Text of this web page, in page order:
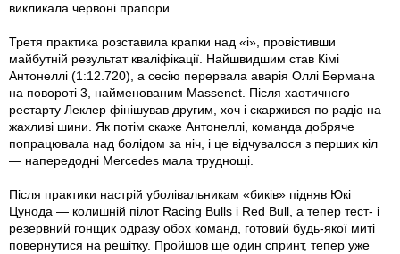
викликала червоні прапори.
Третя практика розставила крапки над «і», провістивши
майбутній результат кваліфікації. Найшвидшим став Кімі
Антонеллі (1:12.720), а сесію перервала аварія Оллі Бермана
на повороті 3, найменованим Massenet. Після хаотичного
рестарту Леклер фінішував другим, хоч і скаржився по радіо на
жахливі шини. Як потім скаже Антонеллі, команда добряче
попрацювала над болідом за ніч, і це відчувалося з перших кіл
— напередодні Mercedes мала труднощі.
Після практики настрій уболівальникам «биків» підняв Юкі
Цунода — колишній пілот Racing Bulls і Red Bull, а тепер тест- і
резервний гонщик одразу обох команд, готовий будь-якої миті
повернутися на решітку. Пройшов ще один спринт, тепер уже